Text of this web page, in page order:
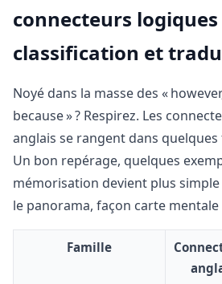
connecteurs logiques
classification et
Noyé dans la masse des «
because » ? Respirez. Les
anglais se rangent dans
Un bon repérage, quelques
mémorisation devient plus simple
le panorama, façon carte
Famille